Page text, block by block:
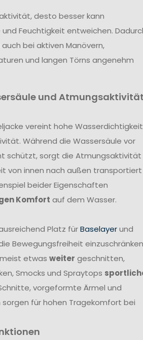
desto besser kann
Feuchtigkeit entweichen.
bei aktiven Manövern,
und langen Törns angenehm
und
vereint hohe Wasserdichtigkeit
Während die Wassersäule vor
schützt, sorgt die Atmungsaktivität
von innen nach außen transportiert
beider Eigenschaften
Komfort auf dem Wasser.
Platz fürBaselayerund
Bewegungsfreiheit
etwas weiter geschnitten,
Smocks und Spraytops
vorgeformte Ärmel und
für hohen Tragekomfort bei